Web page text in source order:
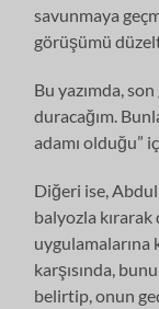
savunmaya
görüşümü
Bu yazımda,
duracağım.
adamı olduğu”
Diğeri ise,
balyozla
uygulamalarına
karşısında,
belirtip, onun